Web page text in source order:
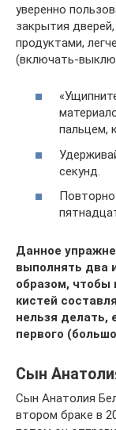
уверенно
закрытия
продуктами,
(включать-
пальцем,
секунд.
Данное
выполнять два
образом, чтобы
кистей
нельзя делать,
первого
Сын
Сын Анатолия
втором браке в